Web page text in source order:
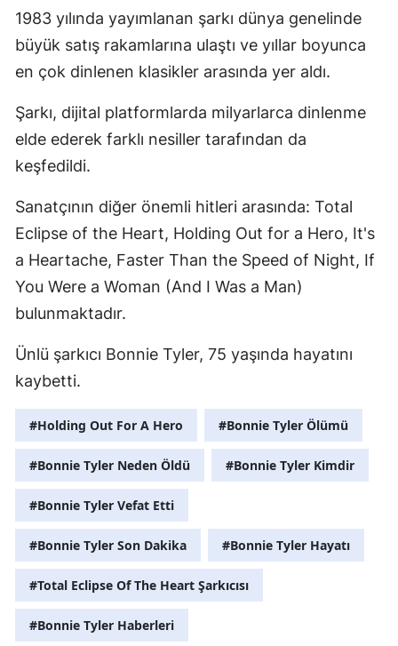
Tunceli
Şanlıurfa
Uşak
Van
Aksaray
Bayburt
Şırnak
Bartın
Ardahan
Yalova
1983 yılında yayımlanan şarkı dünya genelinde
büyük satış rakamlarına ulaştı ve yıllar boyunca
en çok dinlenen klasikler arasında yer aldı.
Şarkı, dijital platformlarda milyarlarca dinlenme
elde ederek farklı nesiller tarafından da
keşfedildi.
Sanatçının diğer önemli hitleri arasında: Total
Eclipse of the Heart, Holding Out for a Hero, It's
a Heartache, Faster Than the Speed of Night, If
You Were a Woman (And I Was a Man)
bulunmaktadır.
Ünlü şarkıcı Bonnie Tyler, 75 yaşında hayatını
kaybetti.
#Holding Out For A Hero #Bonnie Tyler Ölümü
#Bonnie Tyler Neden Öldü #Bonnie Tyler Kimdir
#Bonnie Tyler Vefat Etti
#Bonnie Tyler Son Dakika #Bonnie Tyler Hayatı
#Total Eclipse Of The Heart Şarkıcısı
#Bonnie Tyler Haberleri